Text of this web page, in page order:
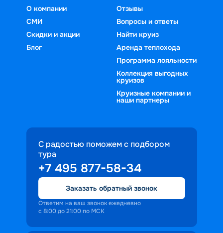
О компании
СМИ
Скидки и акции
Блог
Отзывы
Вопросы и ответы
Найти круиз
Аренда теплохода
Программа лояльности
Коллекция выгодных
круизов
Круизные компании и
наши партнеры
С радостью поможем с подбором
тура
+7 495 877-58-34
Заказать обратный звонок
Ответим на ваш звонок ежедневно
с 8:00 до 21:00 по МСК